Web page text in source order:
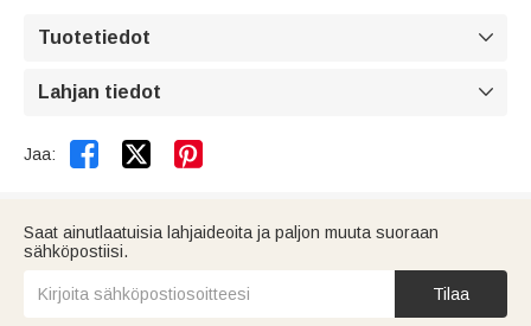
Tuotetiedot 
Lahjan tiedot 
Jaa:  
Saat ainutlaatuisia lahjaideoita ja paljon muuta suoraan
sähköpostiisi.
Tilaa